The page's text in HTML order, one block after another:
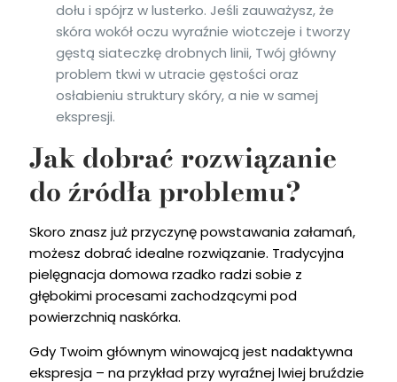
dołu i spójrz w lusterko. Jeśli zauważysz, że
skóra wokół oczu wyraźnie wiotczeje i tworzy
gęstą siateczkę drobnych linii, Twój główny
problem tkwi w utracie gęstości oraz
osłabieniu struktury skóry, a nie w samej
ekspresji.
Jak dobrać rozwiązanie
do źródła problemu?
Skoro znasz już przyczynę powstawania załamań,
możesz dobrać idealne rozwiązanie. Tradycyjna
pielęgnacja domowa rzadko radzi sobie z
głębokimi procesami zachodzącymi pod
powierzchnią naskórka.
Gdy Twoim głównym winowajcą jest nadaktywna
ekspresja – na przykład przy wyraźnej lwiej bruździe